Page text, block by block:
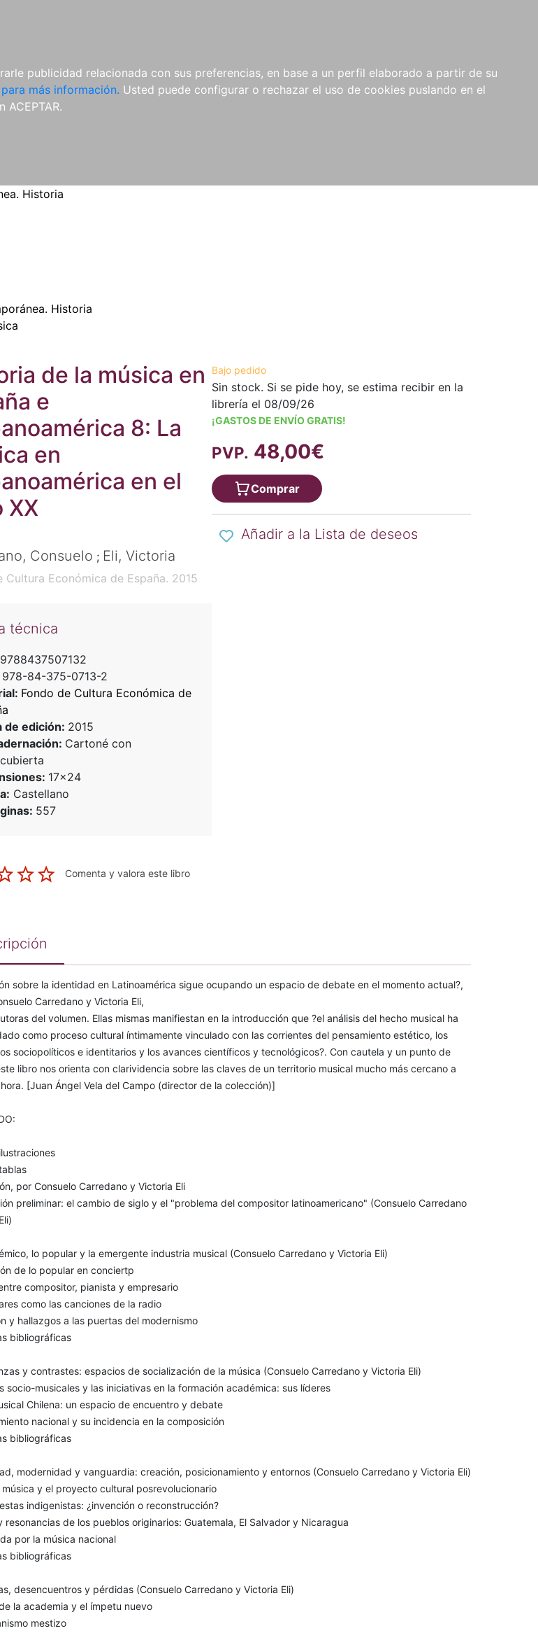
publicidad relacionada con sus preferencias, en base a un perfil elaborado a partir de su
más información. Usted puede configurar o rechazar el uso de cookies puslando en el
ACEPTAR.
CDS Y
DVDS
MATERIAL
COMPLEMENTARIO
NOVEDADES NOTICIAS
COMPRAS
INSTITUCIONALES
Historia
Historia
de la música en
e
8: La
en
en el
XX
Consuelo ; Eli, Victoria
Cultura Económica de España. 2015
técnica
9788437507132
978-84-375-0713-2
Fondo de Cultura Económica de
de edición: 2015
Cartoné con
17x24
Castellano
557
Comenta y valora este libro
Bajo pedido
Sin stock. Si se pide hoy, se estima recibir en la
librería el 08/09/26
¡GASTOS DE ENVÍO GRATIS!
PVP. 48,00€
Comprar
Añadir a la Lista de deseos
sobre la identidad en Latinoamérica sigue ocupando un espacio de debate en el momento actual?,
Carredano y Victoria Eli,
del volumen. Ellas mismas manifiestan en la introducción que ?el análisis del hecho musical ha
como proceso cultural íntimamente vinculado con las corrientes del pensamiento estético, los
sociopolíticos e identitarios y los avances científicos y tecnológicos?. Con cautela y un punto de
libro nos orienta con clarividencia sobre las claves de un territorio musical mucho más cercano a
[Juan Ángel Vela del Campo (director de la colección)]
por Consuelo Carredano y Victoria Eli
preliminar: el cambio de siglo y el "problema del compositor latinoamericano" (Consuelo Carredano
lo popular y la emergente industria musical (Consuelo Carredano y Victoria Eli)
de lo popular en conciertp
compositor, pianista y empresario
como las canciones de la radio
y hallazgos a las puertas del modernismo
bibliográficas
y contrastes: espacios de socialización de la música (Consuelo Carredano y Victoria Eli)
socio-musicales y las iniciativas en la formación académica: sus líderes
Chilena: un espacio de encuentro y debate
nacional y su incidencia en la composición
bibliográficas
modernidad y vanguardia: creación, posicionamiento y entornos (Consuelo Carredano y Victoria Eli)
música y el proyecto cultural posrevolucionario
indigenistas: ¿invención o reconstrucción?
resonancias de los pueblos originarios: Guatemala, El Salvador y Nicaragua
por la música nacional
bibliográficas
desencuentros y pérdidas (Consuelo Carredano y Victoria Eli)
la academia y el ímpetu nuevo
mestizo